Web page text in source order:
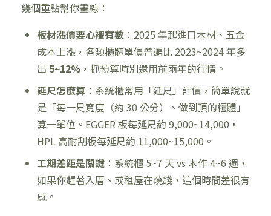
幾個重點幫你畫線：
板材漲價要心裡有數：2025 年起進口木材、五金
成本上漲，各類櫃體單價普遍比 2023~2024 年多
出 5~12%，抓預算時別還用前兩年的行情。
延尺怎麼算：系統櫃常用「延尺」計價，簡單說就
是「每一尺寬度（約 30 公分）、做到頂的櫃體」
算一單位。EGGER 板每延尺約 9,000~14,000，
HPL 高耐刮板每延尺約 11,000~15,000。
工期差距是關鍵：系統櫃 5~7 天 vs 木作 4~6 週，
如果你趕著入厝、或租屋在燒錢，這個時間差很有
感。